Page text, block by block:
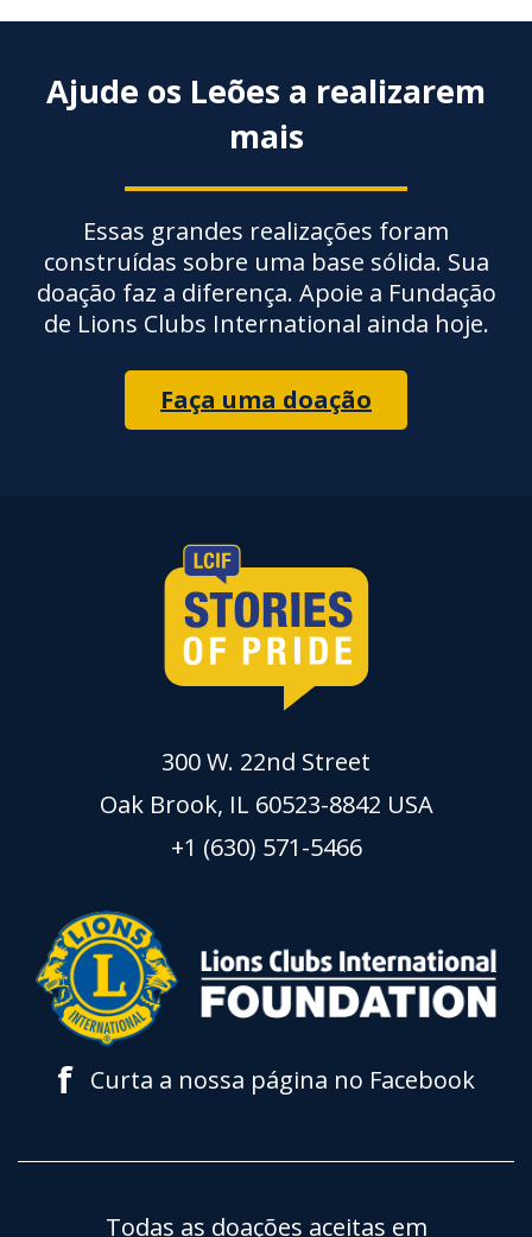
Ajude os Leões a realizarem
mais
Essas grandes realizações foram
construídas sobre uma base sólida. Sua
doação faz a diferença. Apoie a Fundação
de Lions Clubs International ainda hoje.
Faça uma doação
300 W. 22nd Street
Oak Brook, IL 60523-8842 USA
+1 (630) 571-5466
f Curta a nossa página no Facebook
Todas as doações aceitas em